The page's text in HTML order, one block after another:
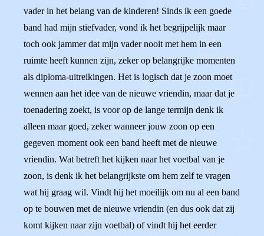
vader in het belang van de kinderen! Sinds ik een goede
band had mijn stiefvader, vond ik het begrijpelijk maar
toch ook jammer dat mijn vader nooit met hem in een
ruimte heeft kunnen zijn, zeker op belangrijke momenten
als diploma-uitreikingen. Het is logisch dat je zoon moet
wennen aan het idee van de nieuwe vriendin, maar dat je
toenadering zoekt, is voor op de lange termijn denk ik
alleen maar goed, zeker wanneer jouw zoon op een
gegeven moment ook een band heeft met de nieuwe
vriendin. Wat betreft het kijken naar het voetbal van je
zoon, is denk ik het belangrijkste om hem zelf te vragen
wat hij graag wil. Vindt hij het moeilijk om nu al een band
op te bouwen met de nieuwe vriendin (en dus ook dat zij
komt kijken naar zijn voetbal) of vindt hij het eerder